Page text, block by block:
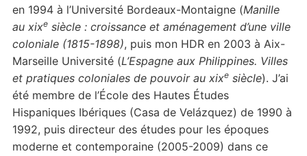
en 1994 à l’Université Bordeaux-Montaigne (Manille
au xixe siècle : croissance et aménagement d’une ville
coloniale (1815-1898), puis mon HDR en 2003 à Aix-
Marseille Université (L’Espagne aux Philippines. Villes
et pratiques coloniales de pouvoir au xixe siècle). J’ai
été membre de l’École des Hautes Études
Hispaniques Ibériques (Casa de Velázquez) de 1990 à
1992, puis directeur des études pour les époques
moderne et contemporaine (2005-2009) dans ce